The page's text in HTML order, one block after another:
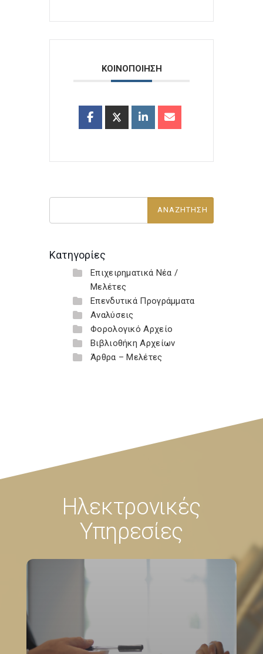
ΚΟΙΝΟΠΟΙΗΣΗ
Κατηγορίες
Επιχειρηματικά Νέα /
Μελέτες
Επενδυτικά Προγράμματα
Αναλύσεις
Φορολογικό Αρχείο
Βιβλιοθήκη Αρχείων
Άρθρα – Μελέτες
Ηλεκτρονικές
Υπηρεσίες